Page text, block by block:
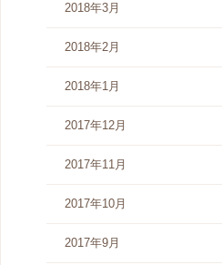
2018年3月
2018年2月
2018年1月
2017年12月
2017年11月
2017年10月
2017年9月